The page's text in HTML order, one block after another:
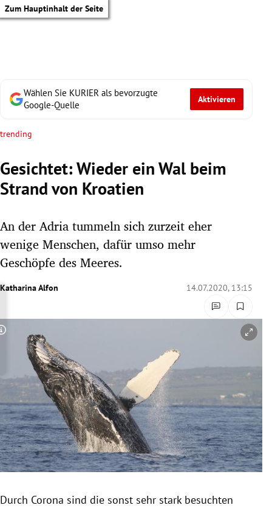
Zum Hauptinhalt der Seite
Untermenü
Untermenü
Untermenü
Untermenü
Untermenü
Untermenü
Untermenü
Wählen Sie KURIER als bevorzugte
Google-Quelle
Aktivieren
trending
Gesichtet: Wieder ein Wal beim
Strand von Kroatien
An der Adria tummeln sich zurzeit eher
wenige Menschen, dafür umso mehr
Geschöpfe des Meeres.
Katharina Alfon 14.07.2020, 13:15
Copyright-Hinweis öffnen/schließen
Durch Corona sind die sonst sehr stark besuchten